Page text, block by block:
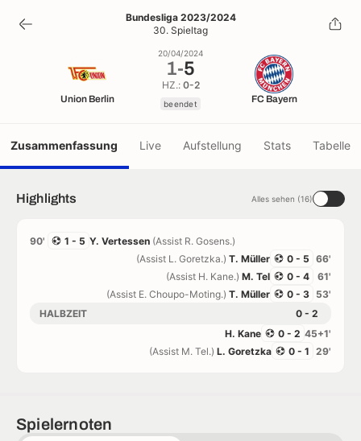
1-5
beendet
Bundesliga 2023/2024
30. Spieltag
Union Berlin
20/04/2024
1-5
HZ.: 0-2
beendet FC Bayern
Zusammenfassung Live Aufstellung Stats Tabelle
Highlights Alles sehen (16)
90' 1 - 5 Y. Vertessen (Assist R. Gosens.)
66'
0 - 5
(Assist L. Goretzka.) T. Müller
61'
0 - 4
(Assist H. Kane.) M. Tel
53'
0 - 3
(Assist E. Choupo-Moting.) T. Müller
HALBZEIT
0 - 2
45+1'
0 - 2
H. Kane
29'
0 - 1
(Assist M. Tel.) L. Goretzka
Spielernoten